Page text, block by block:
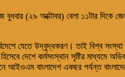
(২৯ অক্টোবর) বেলা ১১টার দিকে
বিদেশে যেতে উদ্বুদ্ধকরণ। তাই বিশ্ব
দেশে কর্মসংস্থান সৃষ্টির মাধ্যমে
আইওএম বাংলাদেশ একছর পর্যন্ত